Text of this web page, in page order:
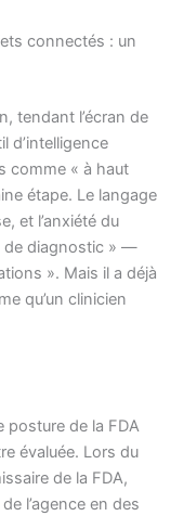
connectés : un
tendant l’écran de
d’intelligence
comme « à haut
étape. Le langage
et l’anxiété du
de diagnostic » —
». Mais il a déjà
qu’un clinicien
posture de la FDA
évaluée. Lors du
de la FDA,
l’agence en des